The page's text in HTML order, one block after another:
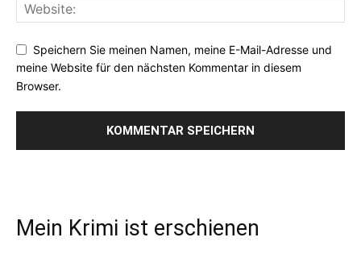
Speichern Sie meinen Namen, meine E-Mail-Adresse und
meine Website für den nächsten Kommentar in diesem
Browser.
Mein Krimi ist erschienen